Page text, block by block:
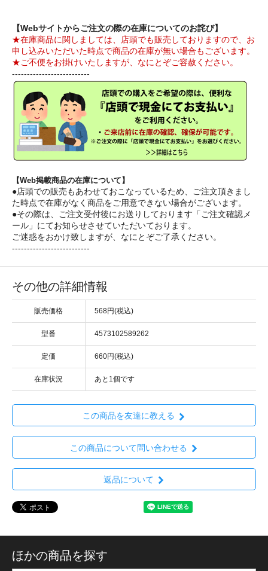
【Webサイトからご注文の際の在庫についてのお詫び】
★在庫商品に関しましては、店頭でも販売しておりますので、お
申し込みいただいた時点で商品の在庫が無い場合もございます。
★ご不便をお掛けいたしますが、なにとぞご容赦ください。
--------------------------
【Web掲載商品の在庫について】
●店頭での販売もあわせておこなっているため、ご注文頂きまし
た時点で在庫がなく商品をご用意できない場合がございます。
●その際は、ご注文受付後にお送りしております「ご注文確認メ
ール」にてお知らせさせていただいております。
ご迷惑をおかけ致しますが、なにとぞご了承ください。
--------------------------
その他の詳細情報
販売価格 568円(税込)
型番 4573102589262
定価 660円(税込)
在庫状況 あと1個です
この商品を友達に教える
この商品について問い合わせる
返品について
ほかの商品を探す